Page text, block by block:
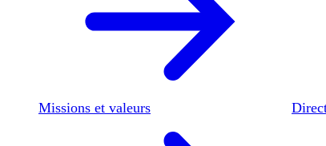
Missions et valeurs